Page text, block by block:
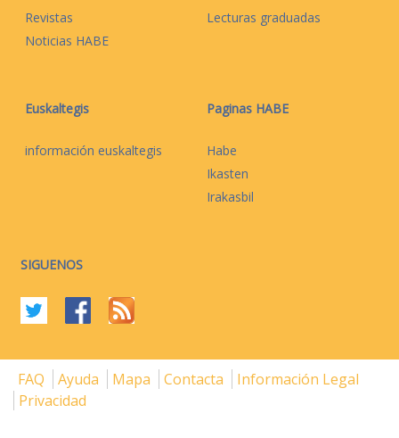
Revistas
Noticias HABE
Lecturas graduadas
Euskaltegis
información euskaltegis
Paginas HABE
Habe
Ikasten
Irakasbil
SIGUENOS
FAQ Ayuda Mapa Contacta
Información Legal
Privacidad